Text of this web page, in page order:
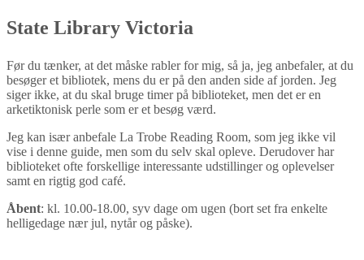
State Library Victoria
Før du tænker, at det måske rabler for mig, så ja, jeg anbefaler, at du
besøger et bibliotek, mens du er på den anden side af jorden. Jeg
siger ikke, at du skal bruge timer på biblioteket, men det er en
arketiktonisk perle som er et besøg værd.
Jeg kan især anbefale La Trobe Reading Room, som jeg ikke vil
vise i denne guide, men som du selv skal opleve. Derudover har
biblioteket ofte forskellige interessante udstillinger og oplevelser
samt en rigtig god café.
Åbent: kl. 10.00-18.00, syv dage om ugen (bort set fra enkelte
helligedage nær jul, nytår og påske).